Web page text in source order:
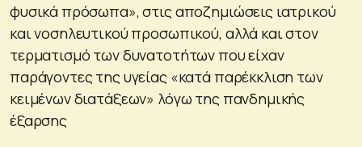
φυσικά πρόσωπα», στις αποζημιώσεις ιατρικού
και νοσηλευτικού προσωπικού, αλλά και στον
τερματισμό των δυνατοτήτων που είχαν
παράγοντες της υγείας «κατά παρέκκλιση των
κειμένων διατάξεων» λόγω της πανδημικής
έξαρσης